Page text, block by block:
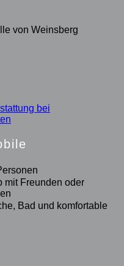
mit Freunden oder
Bad und komfortable